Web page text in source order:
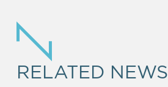
RELATED NEWS